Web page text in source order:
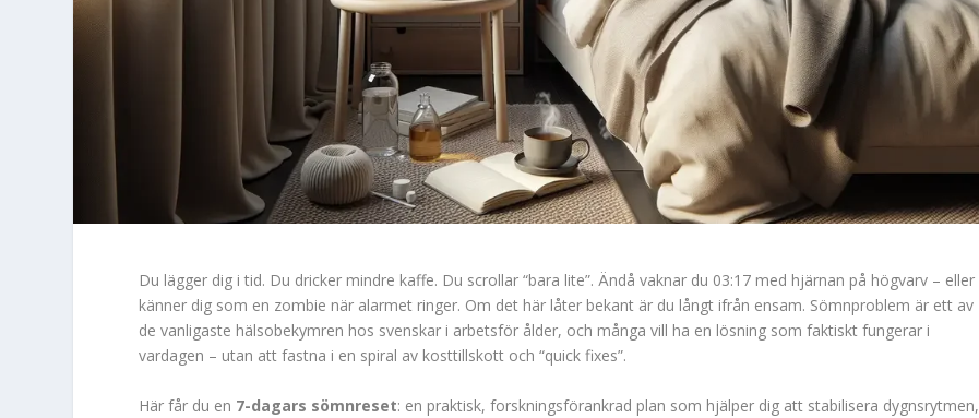
Du lägger dig i tid. Du dricker mindre kaffe. Du scrollar “bara lite”. Ändå vaknar du 03:17 med hjärnan på högvarv – eller
känner dig som en zombie när alarmet ringer. Om det här låter bekant är du långt ifrån ensam. Sömnproblem är ett av
de vanligaste hälsobekymren hos svenskar i arbetsför ålder, och många vill ha en lösning som faktiskt fungerar i
vardagen – utan att fastna i en spiral av kosttillskott och “quick fixes”.
Här får du en 7-dagars sömnreset: en praktisk, forskningsförankrad plan som hjälper dig att stabilisera dygnsrytmen,